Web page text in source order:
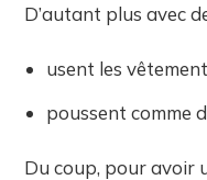
D’autant plus avec
usent les
poussent comme
Du coup, pour avoir